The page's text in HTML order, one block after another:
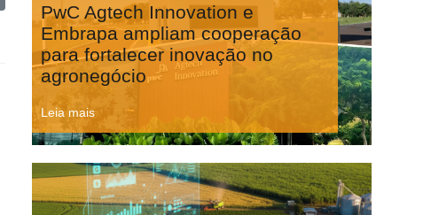
PwC Agtech Innovation e
Embrapa ampliam cooperação
para fortalecer inovação no
agronegócio
Leia mais